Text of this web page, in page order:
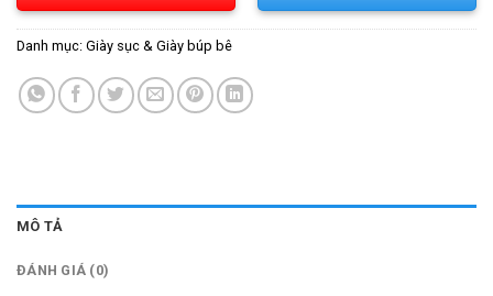
Danh mục: Giày sục & Giày búp bê
MÔ TẢ
ĐÁNH GIÁ (0)